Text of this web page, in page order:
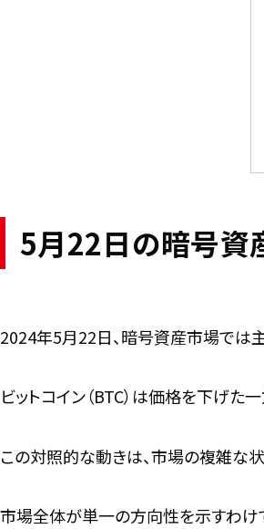
5月22日の暗号資
2024年5月22日、暗号資産市場では
ビットコイン（BTC）は価格を下げた
この対照的な動きは、市場の複雑な
市場全体が単一の方向性を示すわけ